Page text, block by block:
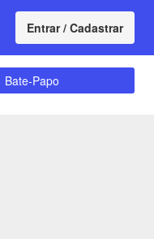
Entrar / Cadastrar
Bate-Papo